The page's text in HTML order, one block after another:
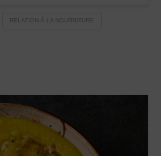
RELATION À LA NOURRITURE